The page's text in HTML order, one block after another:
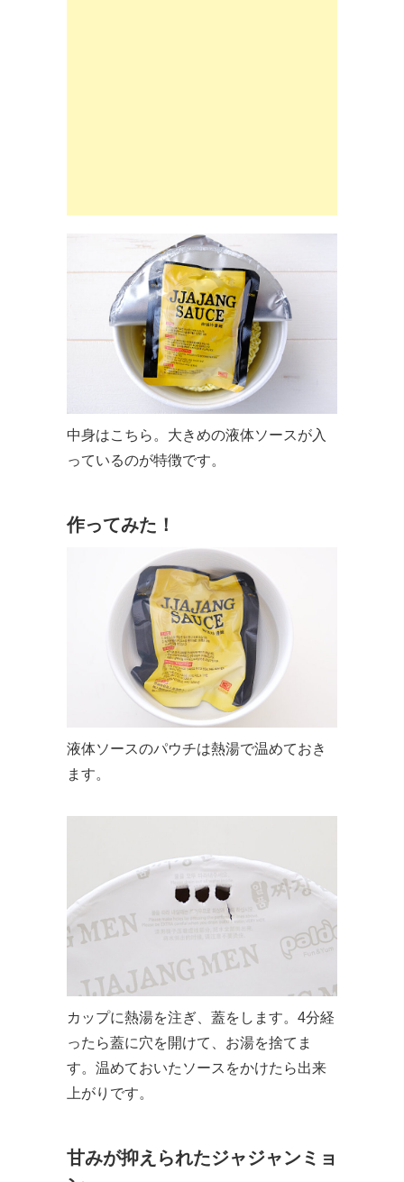
中身はこちら。大きめの液体ソースが入
っているのが特徴です。
作ってみた！
液体ソースのパウチは熱湯で温めておき
ます。
カップに熱湯を注ぎ、蓋をします。4分経
ったら蓋に穴を開けて、お湯を捨てま
す。温めておいたソースをかけたら出来
上がりです。
甘みが抑えられたジャジャンミョ